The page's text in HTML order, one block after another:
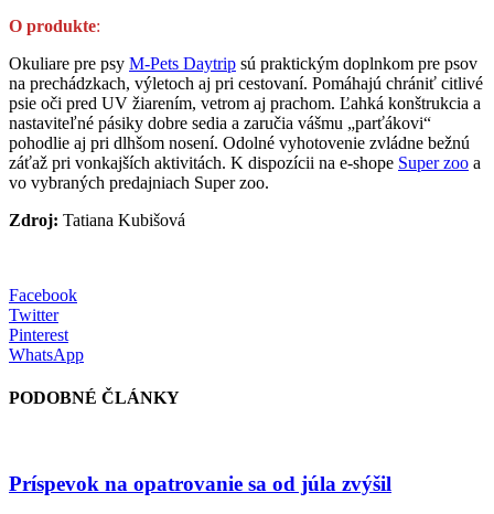
O produkte:
Okuliare pre psy M-Pets Daytrip sú praktickým doplnkom pre psov
na prechádzkach, výletoch aj pri cestovaní. Pomáhajú chrániť citlivé
psie oči pred UV žiarením, vetrom aj prachom. Ľahká konštrukcia a
nastaviteľné pásiky dobre sedia a zaručia vášmu „parťákovi“
pohodlie aj pri dlhšom nosení. Odolné vyhotovenie zvládne bežnú
záťaž pri vonkajších aktivitách. K dispozícii na e-shope Super zoo a
vo vybraných predajniach Super zoo.
Zdroj: Tatiana Kubišová
Facebook
Twitter
Pinterest
WhatsApp
PODOBNÉ ČLÁNKY
Príspevok na opatrovanie sa od júla zvýšil